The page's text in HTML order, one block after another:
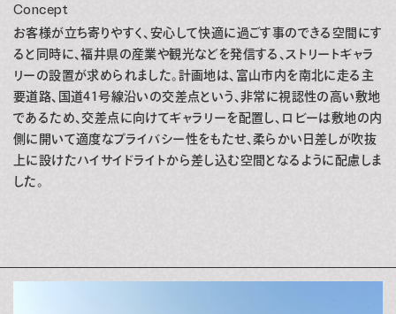
Concept
お客様が立ち寄りやすく、安心して快適に過ごす事のできる空間にす
ると同時に、福井県の産業や観光などを発信する、ストリートギャラ
リーの設置が求められました。計画地は、富山市内を南北に走る主
要道路、国道41号線沿いの交差点という、非常に視認性の高い敷地
であるため、交差点に向けてギャラリーを配置し、ロビーは敷地の内
側に開いて適度なプライバシー性をもたせ、柔らかい日差しが吹抜
上に設けたハイサイドライトから差し込む空間となるように配慮しま
した。